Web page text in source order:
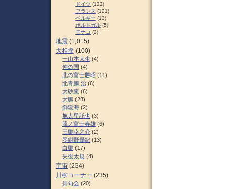
ドイツ (122)
フランス (121)
ベルギー (13)
ポルトガル (5)
モナコ (2)
地震 (1,015)
大相撲 (100)
一山本大生 (4)
仲の国 (4)
北の富士勝昭 (11)
北青鵬 治 (6)
大砂嵐 (6)
大鵬 (28)
御嶽海 (2)
旭大星託也 (3)
照ノ富士春雄 (6)
王鵬幸之介 (2)
琴紺野優紀 (13)
白鵬 (17)
矢後太規 (4)
宇宙 (234)
川柳コーナー (235)
俳句会 (20)